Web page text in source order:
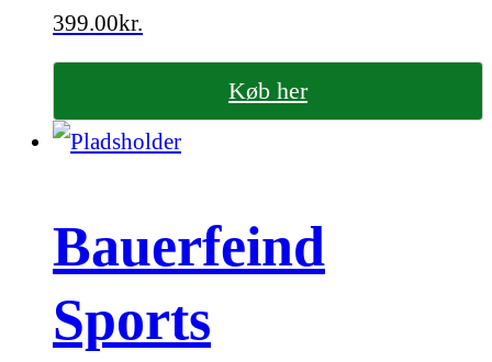
399.00kr.
Køb her
Bauerfeind
Sports